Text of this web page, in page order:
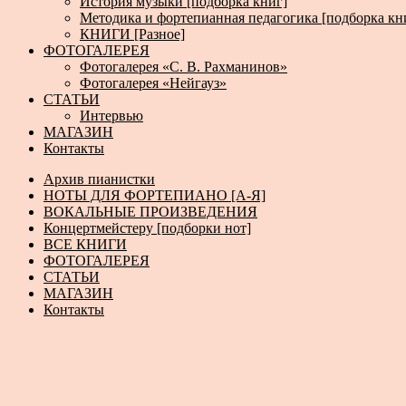
Методика и фортепианная педагогика [подборка
КНИГИ [Разное]
ФОТОГАЛЕРЕЯ
Фотогалерея «С. В. Рахманинов»
Фотогалерея «Нейгауз»
СТАТЬИ
Интервью
МАГАЗИН
Контакты
Архив пианистки
НОТЫ ДЛЯ ФОРТЕПИАНО [А-Я]
ВОКАЛЬНЫЕ ПРОИЗВЕДЕНИЯ
Концертмейстеру [подборки нот]
ВСЕ КНИГИ
ФОТОГАЛЕРЕЯ
СТАТЬИ
МАГАЗИН
Контакты